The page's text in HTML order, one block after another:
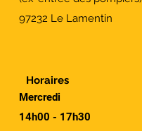
97232 Le Lamentin
Horaires
Mercredi
14h00 - 17h30